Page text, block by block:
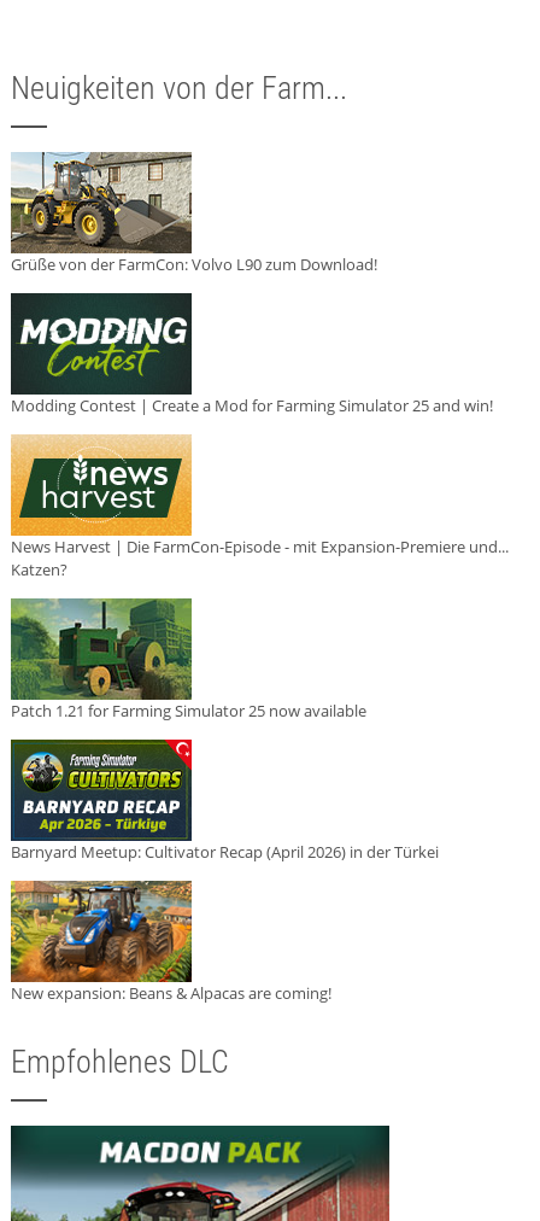
Neuigkeiten von der Farm...
Grüße von der FarmCon: Volvo L90 zum Download!
Modding Contest | Create a Mod for Farming Simulator 25 and win!
News Harvest | Die FarmCon-Episode - mit Expansion-Premiere und...
Katzen?
Patch 1.21 for Farming Simulator 25 now available
Barnyard Meetup: Cultivator Recap (April 2026) in der Türkei
New expansion: Beans & Alpacas are coming!
Empfohlenes DLC